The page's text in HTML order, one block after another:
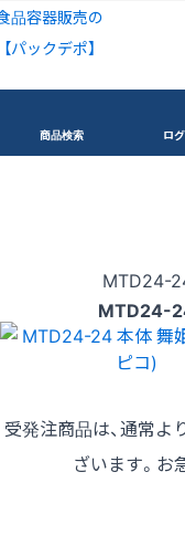
品容器販売の
【パックデポ】
商品検索 ロ
MTD24-
MTD24-
受発注商品は、通常よ
ざいます。